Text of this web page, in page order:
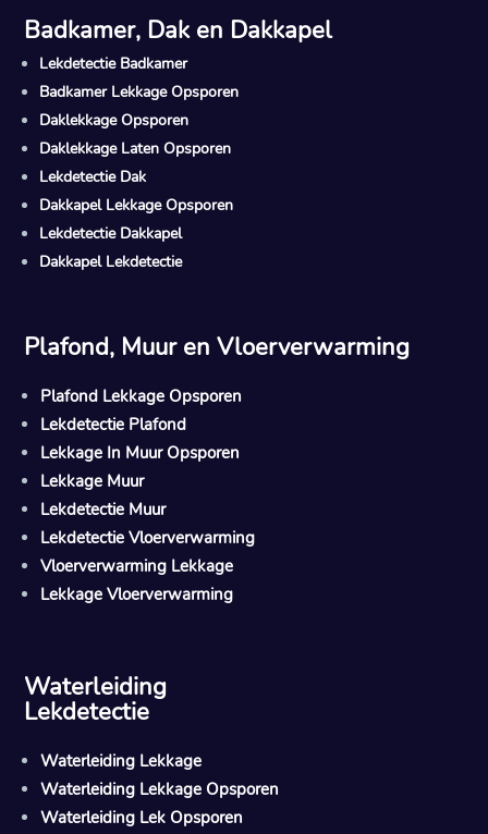
Badkamer, Dak en Dakkapel
Lekdetectie Badkamer
Badkamer Lekkage Opsporen
Daklekkage Opsporen
Daklekkage Laten Opsporen
Lekdetectie Dak
Dakkapel Lekkage Opsporen
Lekdetectie Dakkapel
Dakkapel Lekdetectie
Plafond, Muur en Vloerverwarming
Plafond Lekkage Opsporen
Lekdetectie Plafond
Lekkage In Muur Opsporen
Lekkage Muur
Lekdetectie Muur
Lekdetectie Vloerverwarming
Vloerverwarming Lekkage
Lekkage Vloerverwarming
Waterleiding
Lekdetectie
Waterleiding Lekkage
Waterleiding Lekkage Opsporen
Waterleiding Lek Opsporen